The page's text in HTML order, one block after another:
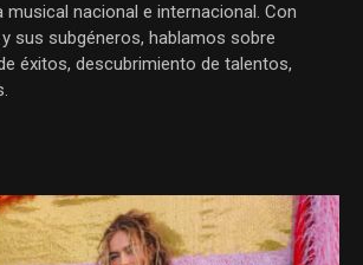
musical nacional e internacional. Con
sus subgéneros, hablamos sobre
éxitos, descubrimiento de talentos,